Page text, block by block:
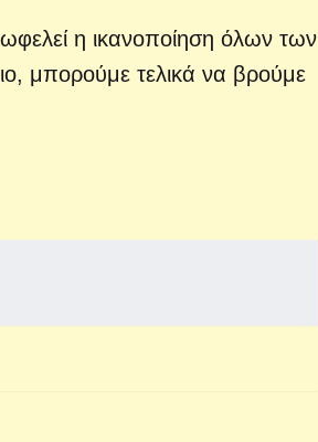
η ικανοποίηση όλων των
μπορούμε τελικά να βρούμε